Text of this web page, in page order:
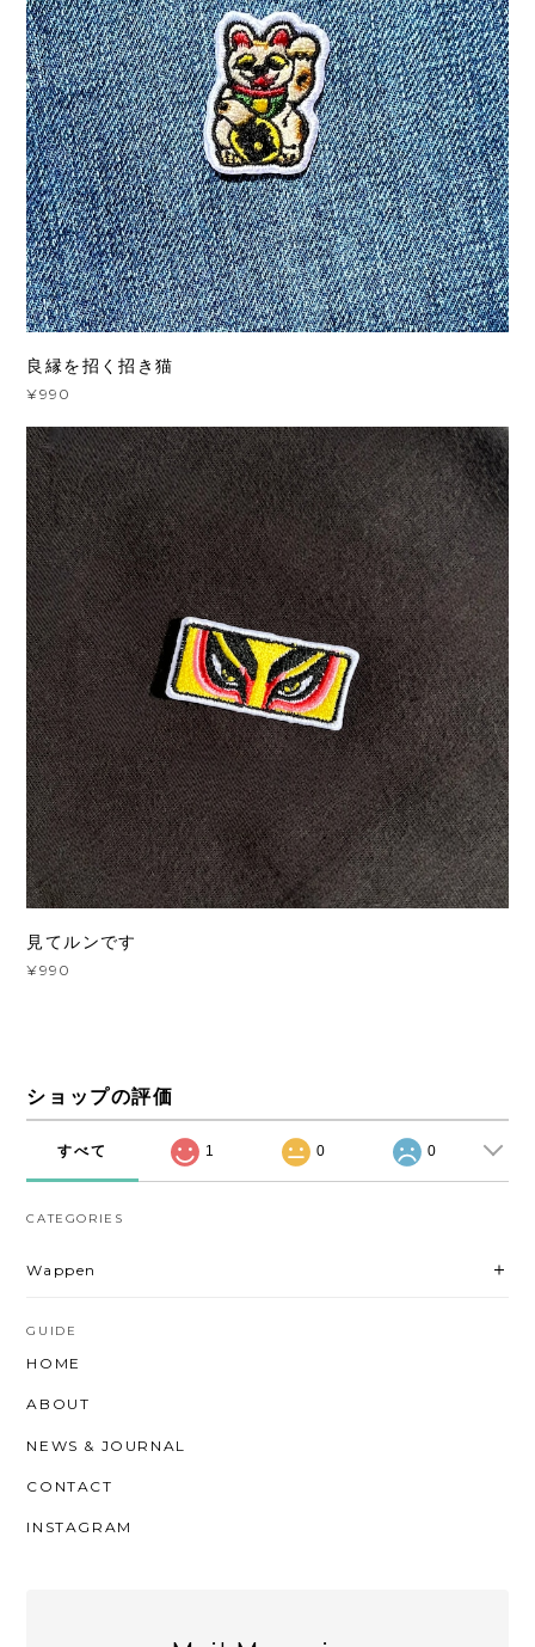
良縁を招く招き猫
¥990
見てルンです
¥990
ショップの評価
すべて 1 0 0
CATEGORIES
Wappen
GUIDE
HOME
ABOUT
NEWS & JOURNAL
CONTACT
INSTAGRAM